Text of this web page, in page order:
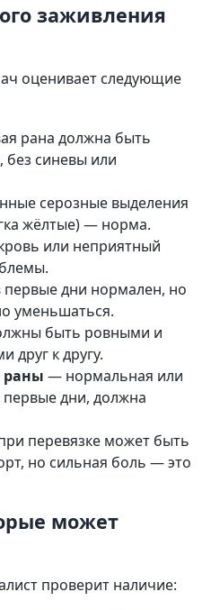
заживления
оценивает следующие
рана должна быть
без синевы или
серозные выделения
жёлтые) — норма.
или неприятный
первые дни нормален, но
уменьшаться.
быть ровными и
друг к другу.
раны — нормальная или
дни, должна
перевязке может быть
но сильная боль — это
может
проверит наличие: